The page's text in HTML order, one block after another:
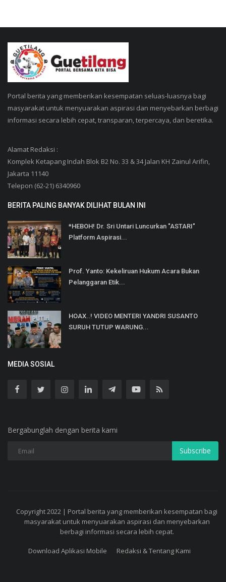
Portal berita yang memberikan kesempatan seluas-luasnya bagi
masyarakat untuk menyuarakan aspirasi dan menyebarkan berbagi
informasi secara lebih cepat, transparan, terpercaya, dan beretika.
Alamat Redaksi :
Komplek Ketapang Indah Blok B2 No. 33 & 34 Jalan KH Zainul Arifin,
Jakarta 11140
Telepon (62-21) 6340960
BERITA PALING BANYAK DILIHAT BULAN INI
*HEBOH! Dr. Sri Untari Luncurkan "ASTARI"
Platform Aspirasi...
Prof. Yanto: Kekeliruan Hukum Acara Bukan
Pelanggaran Etik...
HOAX..! VIDEO MENTERI YANDRI SUSANTO
SURUH TUTUP WARUNG...
MEDIA SOSIAL
Bergabunglah dengan berita kami
Subscribe
Copyright 2022 | Portal berita yang memberikan kesempatan bagi
masyarakat untuk menyuarakan aspirasi dan menyebarkan
berbagi informasi secara lebih cepat.
Download Aplikasi Mobile Redaksi & Tentang Kami